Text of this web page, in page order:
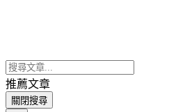
推薦文章
關閉搜尋